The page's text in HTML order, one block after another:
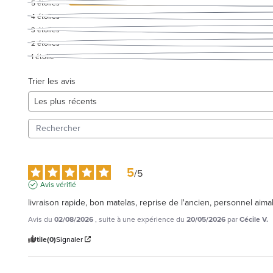
5étoiles
4étoiles
3 étoiles
2étoiles
1étoile
Trier les avis
5/5
Avis vérifié
livraison rapide, bon matelas, reprise de l'ancien, personnel
Avis du 02/08/2026, suite à une expérience du 20/05/2026 parCécile V.
Utile(0)Signaler